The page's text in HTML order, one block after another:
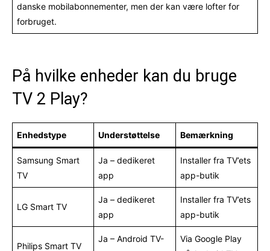
danske mobilabonnementer, men der kan være lofter for
forbruget.
På hvilke enheder kan du bruge
TV 2 Play?
Enhedstype Understøttelse Bemærkning
Samsung Smart
TV
Ja – dedikeret
app
Installer fra TV’ets
app-butik
LG Smart TV
Ja – dedikeret
app
Installer fra TV’ets
app-butik
Philips Smart TV
Ja – Android TV-
Via Google Play